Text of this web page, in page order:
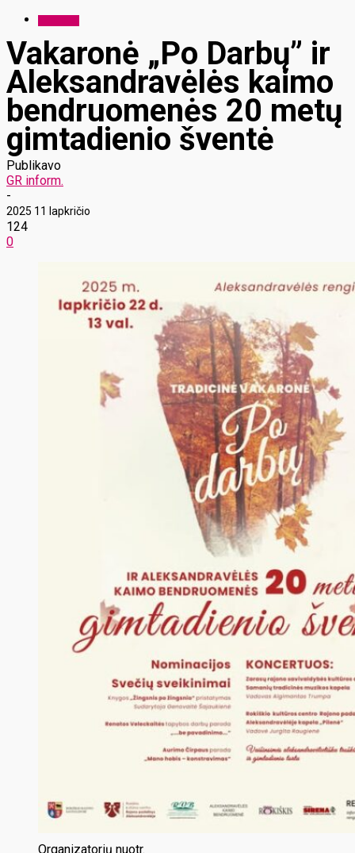
Vakaronė „Po Darbų” ir
Aleksandravėlės kaimo
bendruomenės 20 metų
gimtadienio šventė
Publikavo
GR inform.
-
2025 11 lapkričio
124
0
Organizatorių nuotr.